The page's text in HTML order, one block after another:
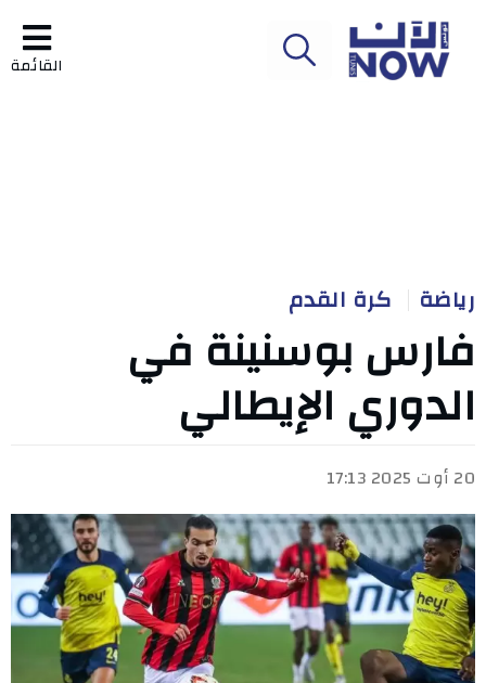
القائمة
رياضة كرة القدم
فارس بوسنينة في
الدوري الإيطالي
20 أوت 2025 17:13